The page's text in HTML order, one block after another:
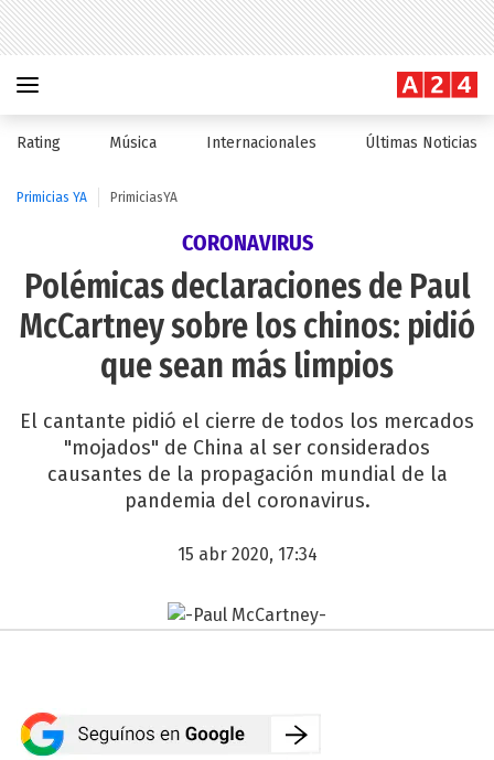
Rating Música Internacionales Últimas Noticias
Primicias YA PrimiciasYA
CORONAVIRUS
Polémicas declaraciones de Paul
McCartney sobre los chinos: pidió
que sean más limpios
El cantante pidió el cierre de todos los mercados
"mojados" de China al ser considerados
causantes de la propagación mundial de la
pandemia del coronavirus.
15 abr 2020, 17:34